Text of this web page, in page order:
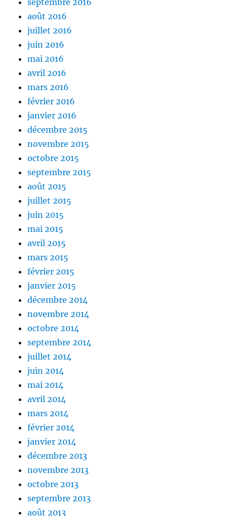
août 2016
juillet 2016
juin 2016
mai 2016
avril 2016
mars 2016
février 2016
janvier 2016
décembre 2015
novembre 2015
octobre 2015
septembre 2015
août 2015
juillet 2015
juin 2015
mai 2015
avril 2015
mars 2015
février 2015
janvier 2015
décembre 2014
novembre 2014
octobre 2014
septembre 2014
juillet 2014
juin 2014
mai 2014
avril 2014
mars 2014
février 2014
janvier 2014
décembre 2013
novembre 2013
octobre 2013
septembre 2013
août 2013